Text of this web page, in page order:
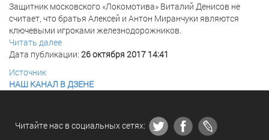
Защитник московского «Локомотива» Виталий Денисов не
считает, что братья Алексей и Антон Миранчуки являются
ключевыми игроками железнодорожников.
Читать далее
Дата публикации: 26 октября 2017 14:41
Источник
НАШ КАНАЛ В ДЗЕНЕ
Читайте нас в социальных сетях: